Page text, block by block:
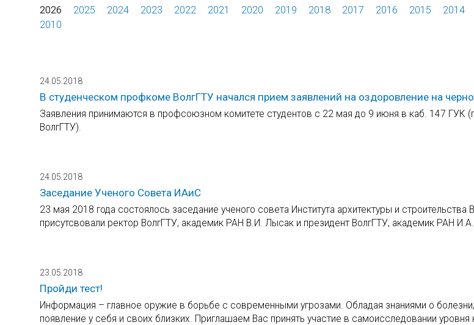
2026 2025 2024 2023 2022 2021 2020 2019 2018 2017 2016 2015 2014
2010
24.05.2018
В студенческом профкоме ВолгГТУ начался прием заявлений на оздоровление на
Заявления принимаются в профсоюзном комитете студентов с 22 мая до 9 июня в каб. 147 ГУК
ВолгГТУ).
24.05.2018
Заседание Ученого Совета ИАиС
23 мая 2018 года состоялось заседание ученого совета Института архитектуры и строительства
присутсвовали ректор ВолгГТУ, академик РАН В.И. Лысак и президент ВолгГТУ, академик РАН
23.05.2018
Пройди тест!
Информация – главное оружие в борьбе с современными угрозами. Обладая знаниями о
появление у себя и своих близких. Приглашаем Вас принять участие в самоисследовании уровня